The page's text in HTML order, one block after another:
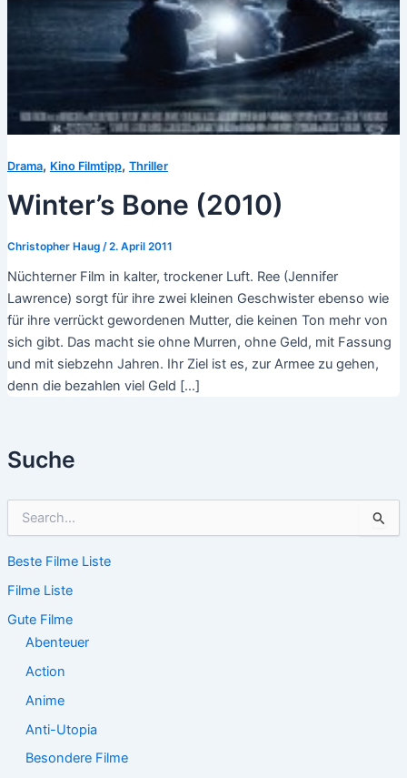
Suche
h
n
n
Beste Filme Liste
Filme Liste
Gute Filme
Abenteuer
Action
Anime
Anti-Utopia
Besondere Filme
Drama, Kino Filmtipp, Thriller
Winter’s Bone (2010)
Christopher Haug /2. April 2011
Nüchterner Film in kalter, trockener Luft. Ree (Jennifer
Lawrence) sorgt für ihre zwei kleinen Geschwister ebenso wie
für ihre verrückt gewordenen Mutter, die keinen Ton mehr von
sich gibt. Das macht sie ohne Murren, ohne Geld, mit Fassung
und mit siebzehn Jahren. Ihr Ziel ist es, zur Armee zu gehen,
denn die bezahlen viel Geld […]